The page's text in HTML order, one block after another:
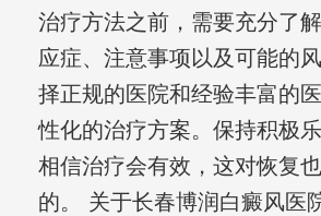
治疗方法之前，需要充分了
应症、注意事项以及可能的
择正规的医院和经验丰富的
性化的治疗方案。保持积极
相信治疗会有效，这对恢复
的。 关于长春博润白癜风医